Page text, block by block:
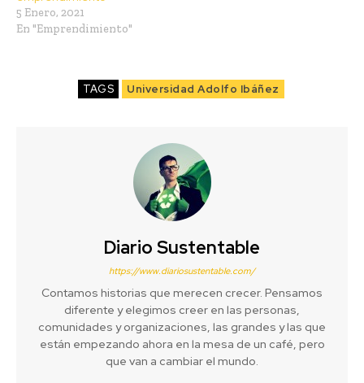
5 Enero, 2021
En "Emprendimiento"
TAGS Universidad Adolfo Ibáñez
Diario Sustentable
https://www.diariosustentable.com/
Contamos historias que merecen crecer. Pensamos
diferente y elegimos creer en las personas,
comunidades y organizaciones, las grandes y las que
están empezando ahora en la mesa de un café, pero
que van a cambiar el mundo.